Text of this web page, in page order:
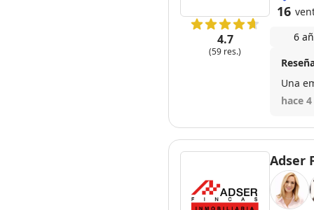
4.7
(59 res.)
16
6
Una
hace
Adser